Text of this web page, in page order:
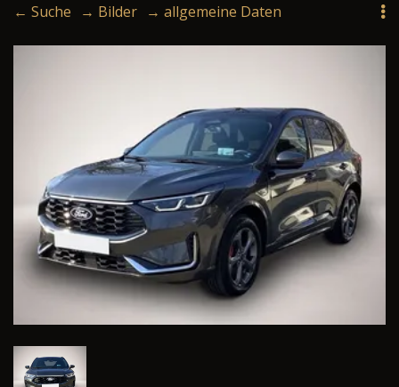
← Suche → Bilder → allgemeine Daten